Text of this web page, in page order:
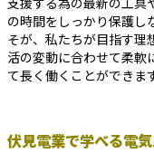
の時間をしっかり保護し
そが、私たちが目指す理
活の変動に合わせて柔軟
て長く働くことができま
伏見電業で学べる電